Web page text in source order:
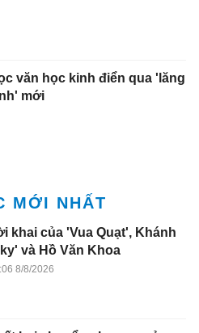
văn học kinh điển qua 'lăng
mới
MỚI NHẤT
khai của 'Vua Quạt', Khánh
và Hồ Văn Khoa
8/8/2026